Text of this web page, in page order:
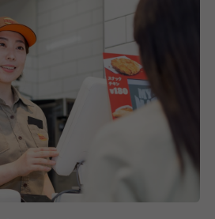
の約1.4倍の大きさです。
ンチと大きく、バーガーキング
ビーフパティは約114gもあり
フパティに、コクのあるチェダ
ッシュなレタス、トマト、オニ
のピクルスをクリーミーなマヨ
仕上げ、トーストしたセサミバ
ーキングの王道のおいしさを楽